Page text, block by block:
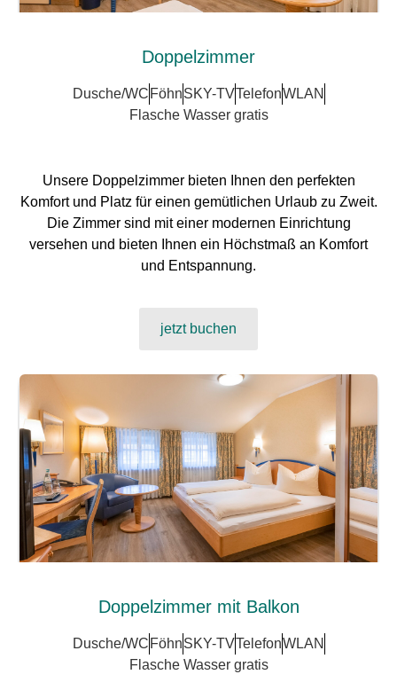
Doppelzimmer
Dusche/WC FöhnSKY-TVTelefonWLAN
Flasche Wasser gratis
Unsere Doppelzimmer bieten Ihnen den perfekten
Komfort und Platz für einen gemütlichen Urlaub zu Zweit.
Die Zimmer sind mit einer modernen Einrichtung
versehen und bieten Ihnen ein Höchstmaß an Komfort
und Entspannung.
jetzt buchen
Doppelzimmer mit Balkon
Dusche/WC FöhnSKY-TVTelefonWLAN
Flasche Wasser gratis